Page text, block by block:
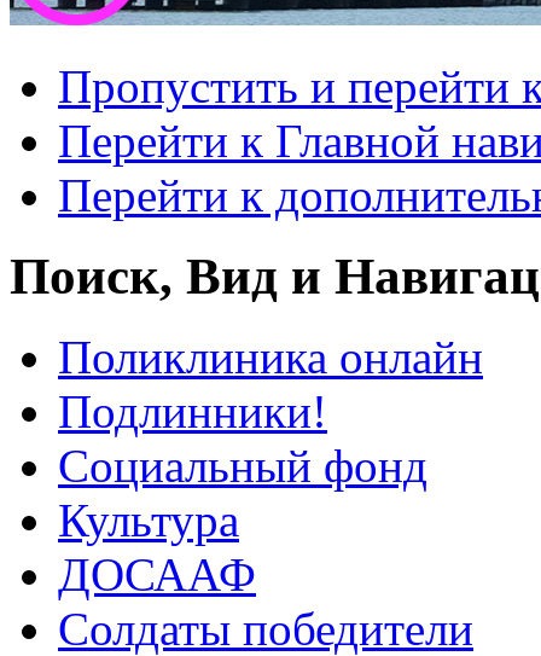
Пропустить и перейти
Перейти к Главной
Перейти к
Поиск, Вид и
Поликлиника онлайн
Подлинники!
Социальный фонд
Культура
ДОСААФ
Солдаты победители